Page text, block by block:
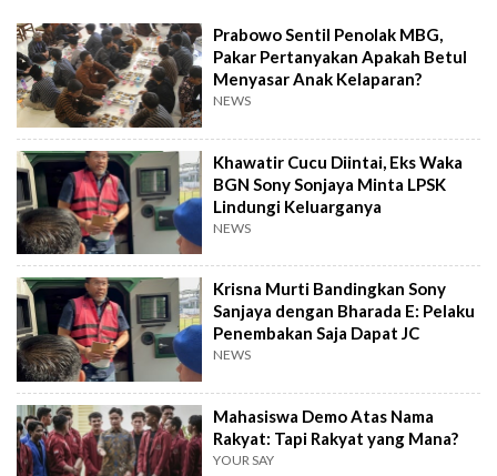
Prabowo Sentil Penolak MBG,
Pakar Pertanyakan Apakah Betul
Menyasar Anak Kelaparan?
NEWS
Khawatir Cucu Diintai, Eks Waka
BGN Sony Sonjaya Minta LPSK
Lindungi Keluarganya
NEWS
Krisna Murti Bandingkan Sony
Sanjaya dengan Bharada E: Pelaku
Penembakan Saja Dapat JC
NEWS
Mahasiswa Demo Atas Nama
Rakyat: Tapi Rakyat yang Mana?
YOUR SAY